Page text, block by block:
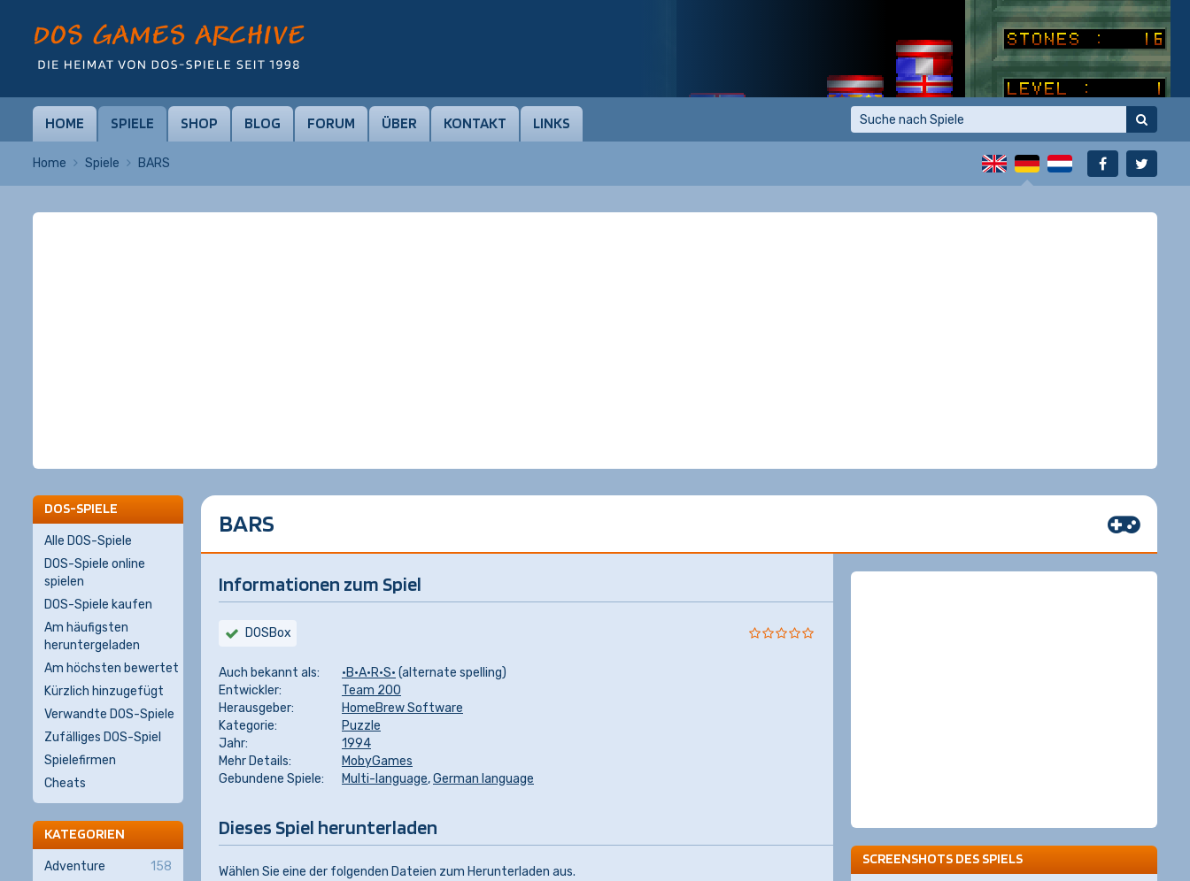
HOME SPIELE SHOP BLOG FORUM ÜBER KONTAKT LINKS
Home Spiele BARS
BARS
Informationen zum Spiel
DOSBox
Auch bekannt als: ·B·A·R·S· (alternate spelling)
Entwickler:
Team 200
Herausgeber:
HomeBrew Software
Kategorie:
Puzzle
Jahr:
1994
Mehr Details:
MobyGames
Gebundene Spiele:
Multi-language,German language
Dieses Spiel herunterladen
Wählen Sie eine der folgenden Dateien zum Herunterladen aus.
SCREENSHOTS DES SPIELS
DOS-SPIELE
Alle DOS-Spiele
DOS-Spiele online
spielen
DOS-Spiele kaufen
Am häufigsten
heruntergeladen
Am höchsten bewertet
Kürzlich hinzugefügt
Verwandte DOS-Spiele
Zufälliges DOS-Spiel
Spielefirmen
Cheats
KATEGORIEN
Adventure
158